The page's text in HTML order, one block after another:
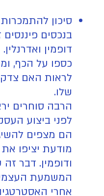
סיכון
בנכסים
דופמין
כספו על הכף,
לראות האם
שלו.
הרבה סוחרים
לפני ביצוע
הם מצפים
מודעת יציפו
ודופמין. דבר
המשמעת
אחרי